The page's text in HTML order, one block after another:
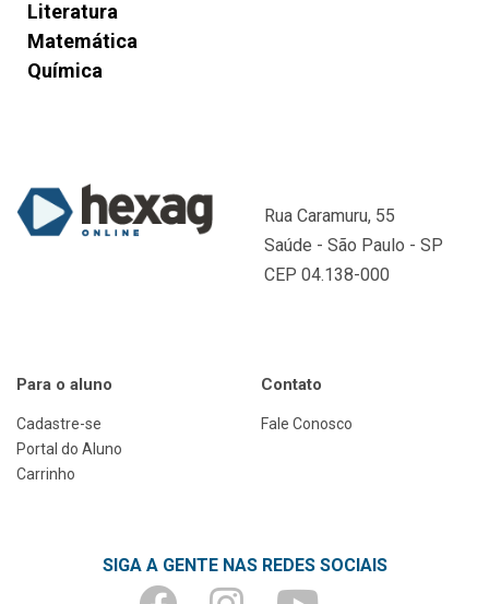
Literatura
Matemática
Química
Rua Caramuru, 55
Saúde - São Paulo - SP
CEP 04.138-000
Para o aluno
Cadastre-se
Portal do Aluno
Carrinho
Contato
Fale Conosco
SIGA A GENTE NAS REDES SOCIAIS